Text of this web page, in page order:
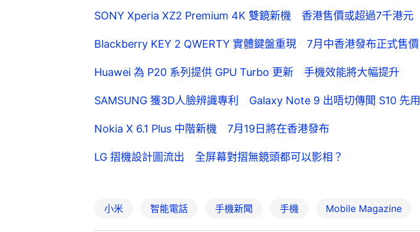
SONY Xperia XZ2 Premium 4K 雙鏡新機 香港售價或超過7千港元
Blackberry KEY 2 QWERTY 實體鍵盤重現 7月中香港發布正式售價
Huawei 為 P20 系列提供 GPU Turbo 更新 手機效能將大幅提升
SAMSUNG 獲3D人臉辨識專利 Galaxy Note 9 出唔切傳聞 S10 先用
Nokia X 6.1 Plus 中階新機 7月19日將在香港發布
LG 摺機設計圖流出 全屏幕對摺無鏡頭都可以影相？
小米 智能電話 手機新聞 手機 Mobile Magazine